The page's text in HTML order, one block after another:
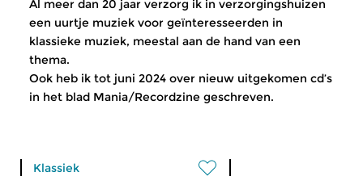
Al meer dan 20 jaar verzorg ik in verzorgingshuizen
een uurtje muziek voor geïnteresseerden in
klassieke muziek, meestal aan de hand van een
thema.
Ook heb ik tot juni 2024 over nieuw uitgekomen cd’s
in het blad Mania/Recordzine geschreven.
Klassiek